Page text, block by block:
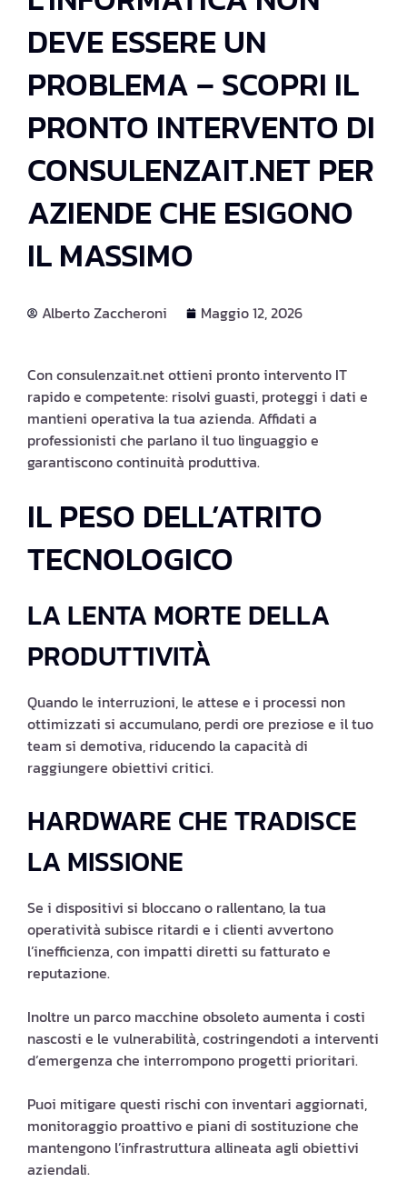
DEVE ESSERE UN
PROBLEMA – SCOPRI IL
PRONTO INTERVENTO DI
CONSULENZAIT.NET PER
AZIENDE CHE ESIGONO
IL MASSIMO
Alberto Zaccheroni Maggio 12, 2026
Con consulenzait.net ottieni pronto intervento IT
rapido e competente: risolvi guasti, proteggi i dati e
mantieni operativa la tua azienda. Affidati a
professionisti che parlano il tuo linguaggio e
garantiscono continuità produttiva.
IL PESO DELL’ATRITO
TECNOLOGICO
LA LENTA MORTE DELLA
PRODUTTIVITÀ
Quando le interruzioni, le attese e i processi non
ottimizzati si accumulano, perdi ore preziose e il tuo
team si demotiva, riducendo la capacità di
raggiungere obiettivi critici.
HARDWARE CHE TRADISCE
LA MISSIONE
Se i dispositivi si bloccano o rallentano, la tua
operatività subisce ritardi e i clienti avvertono
l’inefficienza, con impatti diretti su fatturato e
reputazione.
Inoltre un parco macchine obsoleto aumenta i costi
nascosti e le vulnerabilità, costringendoti a interventi
d’emergenza che interrompono progetti prioritari.
Puoi mitigare questi rischi con inventari aggiornati,
monitoraggio proattivo e piani di sostituzione che
mantengono l’infrastruttura allineata agli obiettivi
aziendali.